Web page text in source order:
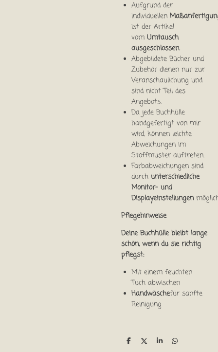
Aufgrund der
individuellen Maßanfertigun
ist der Artikel
vom Umtausch
ausgeschlossen.
Abgebildete Bücher und
Zubehör dienen nur zur
Veranschaulichung und
sind nicht Teil des
Angebots.
Da jede Buchhülle
handgefertigt von mir
wird, können leichte
Abweichungen im
Stoffmuster auftreten.
Farbabweichungen sind
durch unterschiedliche
Monitor- und
Displayeinstellungen
Pflegehinweise
Deine Buchhülle bleibt lange
schön, wenn du sie richtig
pflegst:
Mit einem feuchten
Tuch abwischen
Handwäschefür sanfte
Reinigung
T T T T